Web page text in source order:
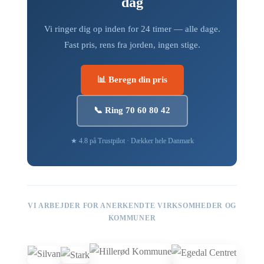
Vi ringer dig op inden for 24 timer — alle dage.
Fast pris, rens fra jorden, ingen stige.
📊 Beregn din pris
📞 Ring 70 60 80 42
★ 4.8 på Trustpilot · Dækker hele Danmark
VI ARBEJDER FOR ANERKENDTE VIRKSOMHEDER OG
KOMMUNER